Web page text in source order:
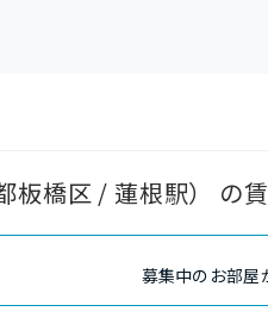
板橋区 / 蓮根駅） の
募集中のお部屋